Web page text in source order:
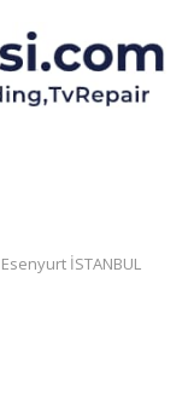
İSTANBUL